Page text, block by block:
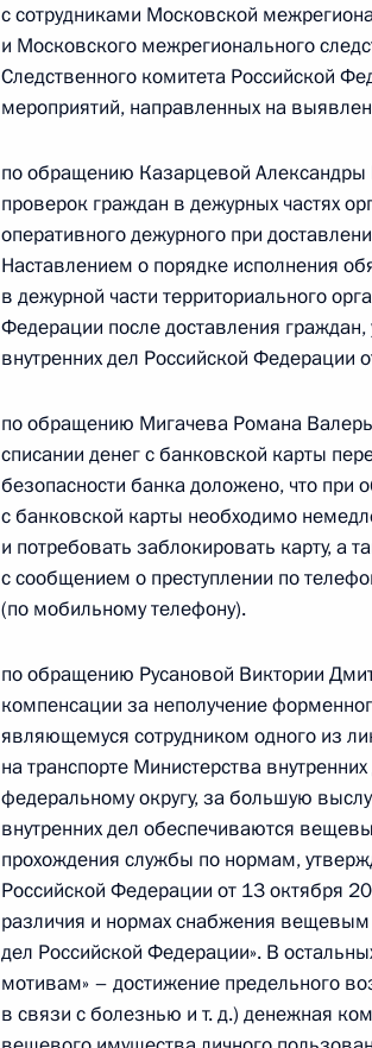
16 февраля 2017 года, четверг
Продлён контроль исполнения
в режиме видео-конференц-связи
Президента Российской Федерации
с государствами – участниками
Абхазия и Республикой Южная
Российской Федерации по приёму
16 февраля 2017 года, 14:55
22 декабря 2016 года, четверг
О ходе исполнения поручения,
конференц-связи жительницы
Президента Российской Федерации
Российской Федерации по
с государствами – участниками
Абхазия и Республикой Южная
22 декабря 2016 года, 17:32
16 ноября 2016 года, среда
Продлён контроль исполнения
в режиме видео-конференц-связи
по поручению Президента
Президента Российской Федерации
Дмитрием Жуйковым в Приёмной
граждан в Москве 22 апреля 2015
с сотрудниками Московской
и Московского межрегионального
Следственного комитета Российской
мероприятий, направленных на
по обращению Казарцевой Александры
проверок граждан в дежурных частях
оперативного дежурного при
Наставлением о порядке исполнения
в дежурной части территориального
Федерации после доставления
внутренних дел Российской
по обращению Мигачева Романа
списании денег с банковской карты
безопасности банка доложено, что при
с банковской карты необходимо
и потребовать заблокировать карту, а
с сообщением о преступлении по
(по мобильному телефону).
по обращению Русановой Виктории
компенсации за неполучение
являющемуся сотрудником одного из
на транспорте Министерства
федеральному округу, за большую
внутренних дел обеспечиваются
прохождения службы по нормам,
Российской Федерации от 13 октября
различия и нормах снабжения вещевым
дел Российской Федерации». В
мотивам» – достижение предельного
в связи с болезнью и т. д.) денежная